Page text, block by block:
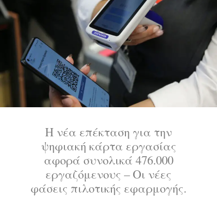
Η νέα επέκταση για την
ψηφιακή κάρτα εργασίας
αφορά συνολικά 476.000
εργαζόμενους – Οι νέες
φάσεις πιλοτικής εφαρμογής.